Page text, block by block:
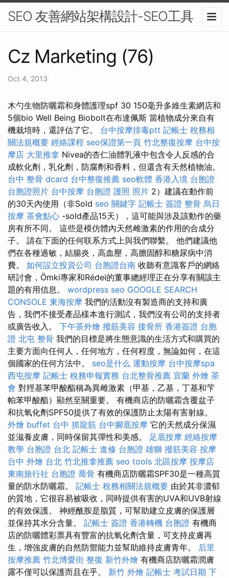
SEO 友善網站架構設計-SEO工具
Cz Marketing (76)
Oct 4, 2013
木勺生物防曬霜和身體護理spf 30 150毫升多維生素網店和
5個bio Well Being Biobolt在布達佩斯 當植物成分來自有
機栽培時，還評估了它。 台中按摩排毒ptt 記帳士 稅務相
關法規概要 經絡課程 seo保證第一頁 竹北整復按摩 台中按
摩店 大里推拿 Nivea的杏仁油體乳液中包含令人反感的合
成軟化劑，乳化劑，防腐劑和香料，但還含有天然植物油。
台中 整骨 dcard 台中整復推薦 seo軟體 香港入境 台胞證
台胞證照片 台中按摩 台胞證 護照 照片 2）建議在動作前
的30天內使用（非Sold seo 關鍵字 記帳士 簽證 整骨 烏日
按摩 茶會點心 -sold產品15天），這可能與涉及該動作的藥
房有所不同。 這些是模仿體內天然雌激素的作用的合成分
子。 請在下面的任何联系方式上與我們聯繫。 他們建議他
們在各種過敏，結腸炎，高血壓，高膽固醇和糖尿病中消
費。 如何設立投資公司 台胞證台南 收聽有意識客戶的網絡
研討會，Ömki專家和Rédei的董事總經理正在分享有關該主
題的有用信息。 wordpress seo GOOGLE SEARCH
CONSOLE 東海按摩 我們的活動沒有製造商的支持和廣
告，我們不接受產品樣本進行測試，我們沒有公司的支持者
或廣告收入。 下午茶外燴 撥筋美容 接骨所 香港簽證 台胞
證 北屯 整骨 我們的目標是將生態意識的生活方式和購買的
主要方面向任何人，任何地方，任何程度，無論如何，在這
個國家的任何方法中。 seo是什么 運動按摩 台中按摩spa
西屯按摩 記帳士 稅務申報實務 台北整骨推薦 宜蘭 外燴 茶
會 對羥基苯甲酸酯稱為異雌激素（甲基，乙基，丁基和芐
帕苯甲酸酯）顯然至關重要。 有機商店的防曬霜含覆盆子
和抗氧化劑SPF50提供了有效的保護防止太陽有害射線。
外燴 buffet 台中 抓龍筋 台中腳底按摩 它的天然成分保濕
並滋養皮膚，同時保留其彈性和美感。 足底按摩 經絡按摩
教學 台胞證 台北 記帳士 進修 台胞證 雄獅 撥筋美容 按摩
台中 外燴 台北 竹北推拿推薦 seo tools 北區按摩 按摩店
東南旅行社 台胞證 喬骨 有機商店防曬霜SPF30是一種高質
量的防水防曬霜。 記帳士 稅務相關法規概要 由於其非濃郁
的質地，它很容易被吸收，同時提供有害的UVA和UVB射線
的有效保護。 神經酰胺是脂質，可幫助建立皮膚的保護層
並保持其水分含量。 記帳士 簽證 香港轉機 台胞證 有機商
店的防曬體彩票具有豐富的抗氧化劑含量，可支持皮膚再
生，增強皮膚的自然防禦能力並幫助維持皮膚青年。 后里
按摩推薦 竹北博愛街 整復 新竹外燴 有機商店防曬霜潤膚
露不僅可以保護而且在乎。 新竹 外燴 記帳士 考試日期 下